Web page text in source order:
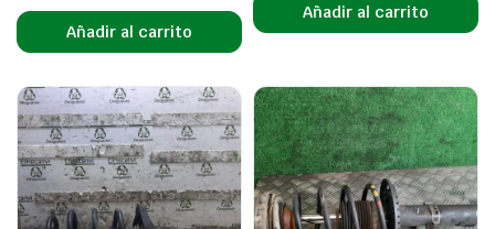
Añadir al carrito
Añadir al carrito